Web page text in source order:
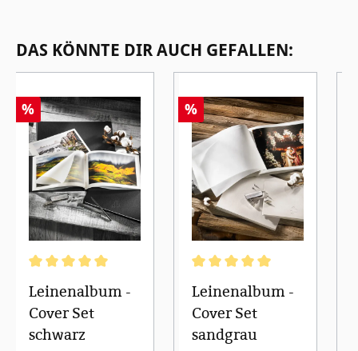
DAS KÖNNTE DIR AUCH GEFALLEN:
%
Leinenalbum -
Cover Set
schwarz
%
Leinenalbum -
Cover Set
sandgrau